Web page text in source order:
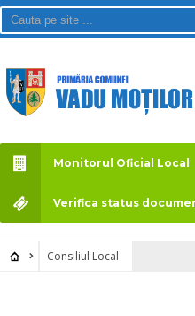
Monitorul Oficial Local
Verifica status
Consiliul Local